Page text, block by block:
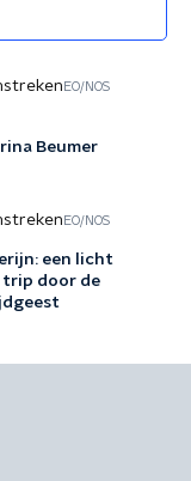
EO/NOS
Beumer
EO/NOS
een licht
door de